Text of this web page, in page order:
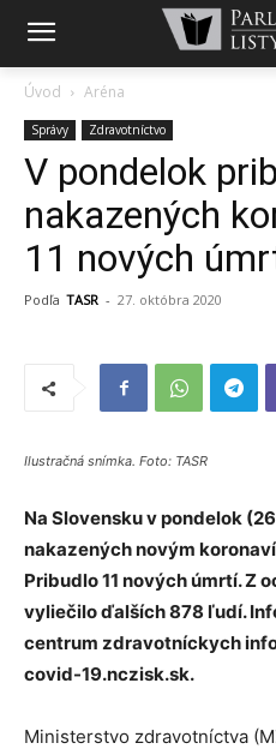
Úvod Aréna
Správy Zdravotníctvo
V pondelok
nakazených
11 nových
Podľa TASR - 27. októbra 2020
Ilustračná snímka. Foto: TASR
Na Slovensku v pondelok
nakazených novým
Pribudlo 11 nových úmrtí. Z
vyliečilo ďalších 878 ľudí.
centrum zdravotníckych
covid-19.nczisk.sk.
Ministerstvo zdravotníctva